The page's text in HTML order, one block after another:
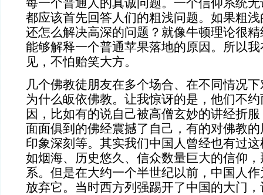
每一个普通人的真诚问题。一个信仰系统
都应该首先回答人们的粗浅问题。如果粗
还怎么解决高深的问题？就像牛顿理论很
能够解释一个普通苹果落地的原因。所以
见，不怕贻笑大方。
几个佛教徒朋友在多个场合、在不同情况
为什么皈依佛教。让我惊讶的是，他们不
因，比如有的说自己被高僧玄妙的讲经折
面面俱到的佛经震撼了自己，有的对佛教
印象深刻等。其实我们中国人曾经也有过
如烟海、历史悠久、信众数量巨大的信仰
系。但是在大约一个半世纪以前，中国人
放弃它。当时西方列强踢开了中国的大门